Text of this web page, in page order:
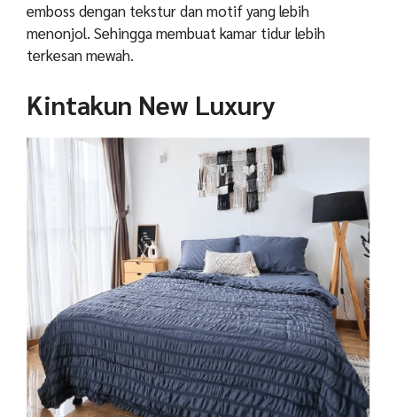
emboss dengan tekstur dan motif yang lebih
menonjol. Sehingga membuat kamar tidur lebih
terkesan mewah.
Kintakun New Luxury